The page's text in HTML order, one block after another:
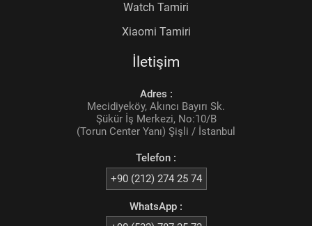
Watch Tamiri
Xiaomi Tamiri
İletişim
Adres :
Mecidiyeköy, Akıncı Bayırı Sk.
Şükür İş Merkezi, No:10/B
(Torun Center Yanı) Şişli / İstanbul
Telefon :
+90 (212) 274 25 74
WhatsApp :